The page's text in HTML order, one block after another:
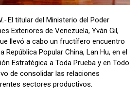
El titular del Ministerio del Poder
Exteriores de Venezuela, Yván Gil,
llevó a cabo un fructífero encuentro
República Popular China, Lan Hu, en el
Estratégica a Toda Prueba y en Todo
de consolidar las relaciones
sectores productivos.